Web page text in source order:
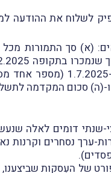
לשלוח את ההודעה
מניירות-הערך שנמכרו
ו-(ה) סכום המקדמה
שנתי דומים לאלה
ערך נסחרים
של העִסקות